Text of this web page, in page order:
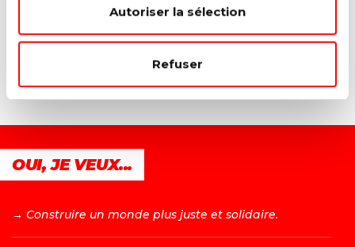
Autoriser la sélection
Refuser
Lire la suite →
OUI, JE VEUX...
→ Construire un monde plus juste et solidaire.